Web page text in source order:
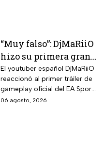
“Muy falso”: DjMaRiiO
hizo su primera gran
crítica al gameplay
del EA Sports FC 27
El youtuber español DjMaRiiO
reaccionó al primer tráiler de
gameplay oficial del EA Sports
FC 27 y remarcó algunas
06 agosto, 2026